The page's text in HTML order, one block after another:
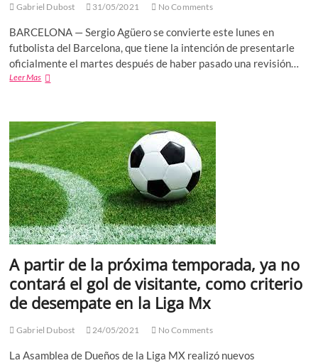
Gabriel Dubost 31/05/2021 No Comments
BARCELONA — Sergio Agüero se convierte este lunes en
futbolista del Barcelona, que tiene la intención de presentarle
oficialmente el martes después de haber pasado una revisión…
Leer MasSergio
futbolista
del
Barcelona
A partir de la próxima temporada, ya no
contará el gol de visitante, como criterio
de desempate en la Liga Mx
Gabriel Dubost 24/05/2021 No Comments
La Asamblea de Dueños de la Liga MX realizó nuevos